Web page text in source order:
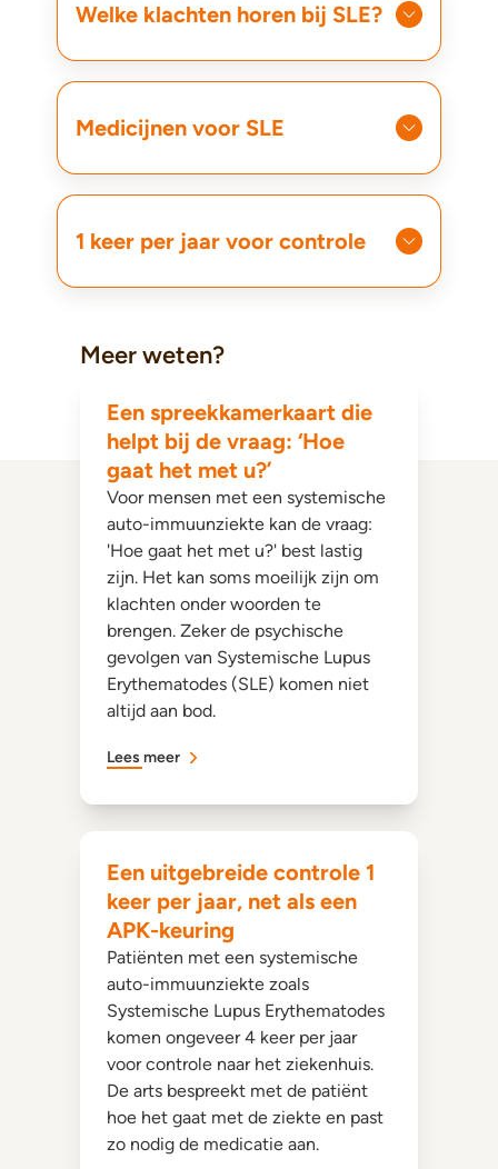
Welke klachten horen bij SLE?
Medicijnen voor SLE
1 keer per jaar voor controle
Meer weten?
Een spreekkamerkaart die
helpt bij de vraag: ‘Hoe
gaat het met u?’
Voor mensen met een systemische
auto-immuunziekte kan de vraag:
'Hoe gaat het met u?' best lastig
zijn. Het kan soms moeilijk zijn om
klachten onder woorden te
brengen. Zeker de psychische
gevolgen van Systemische Lupus
Erythematodes (SLE) komen niet
altijd aan bod.
Lees meer
Een uitgebreide controle 1
keer per jaar, net als een
APK-keuring
Patiënten met een systemische
auto-immuunziekte zoals
Systemische Lupus Erythematodes
komen ongeveer 4 keer per jaar
voor controle naar het ziekenhuis.
De arts bespreekt met de patiënt
hoe het gaat met de ziekte en past
zo nodig de medicatie aan.